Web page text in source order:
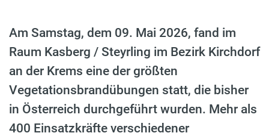
Am Samstag, dem 09. Mai 2026, fand im
Raum Kasberg / Steyrling im Bezirk Kirchdorf
an der Krems eine der größten
Vegetationsbrandübungen statt, die bisher
in Österreich durchgeführt wurden. Mehr als
400 Einsatzkräfte verschiedener